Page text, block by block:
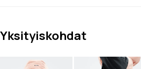
Yksityiskohdat